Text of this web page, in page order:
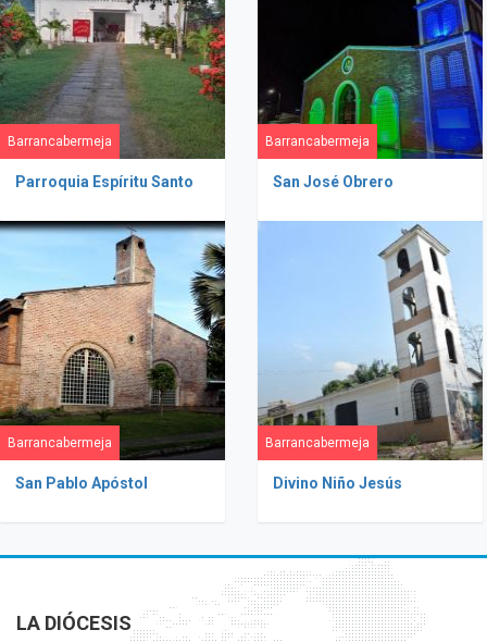
Barrancabermeja
Parroquia Espíritu Santo
Barrancabermeja
San José Obrero
Barrancabermeja
San Pablo Apóstol
Barrancabermeja
Divino Niño Jesús
LA DIÓCESIS